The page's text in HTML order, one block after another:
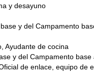
y desayuno
y del Campamento
Ayudante de cocina
y del Campamento base
de enlace, equipo de